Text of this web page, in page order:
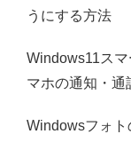
うにする方法
Windows11ス
マホの通知・通
Windowsフォ